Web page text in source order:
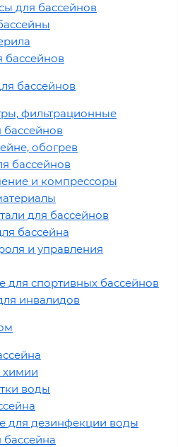
для бассейнов
бассейнов
фильтрационные
бассейнов
обогрев
бассейнов
и компрессоры
для бассейнов
бассейна
и управления
для спортивных бассейнов
инвалидов
химии
воды
для дезинфекции воды